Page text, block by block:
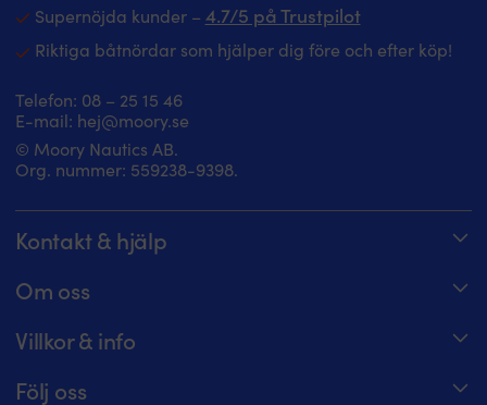
Supernöjda kunder – 4.7/5 på Trustpilot
Riktiga båtnördar som hjälper dig före och efter köp!
Telefon: 08 – 25 15 46
E-mail: hej@moory.se
© Moory Nautics AB.
Org. nummer: 5‍59238-9398.
Kontakt & hjälp
08 – 25 15 46 – telefontider alla dagar 8 – 20
Maila oss på hej@moory.se
Om oss
För båtklubbsmedlemmar
Villkor & info
Följ oss